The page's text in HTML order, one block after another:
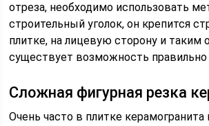
отреза, необходимо использовать
строительный уголок, он крепится
плитке, на лицевую сторону и таким
существует возможность правильно
Сложная фигурная резка
Очень часто в плитке